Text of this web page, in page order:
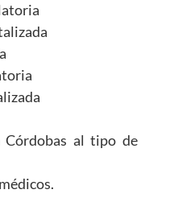
Córdobas al tipo de